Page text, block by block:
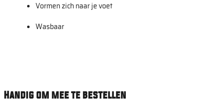
Vormen zich naar je voet
Wasbaar
Handig om mee te bestellen